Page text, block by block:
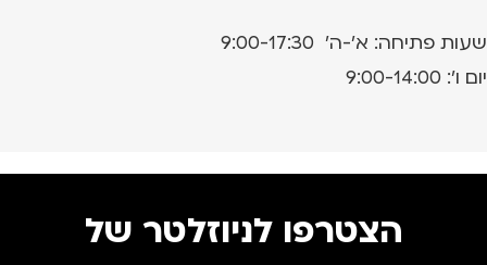
שעות פתיחה: א'-ה' 9:00-17:30
יום ו': 9:00-14:00
הצטרפו לניוזלטר של